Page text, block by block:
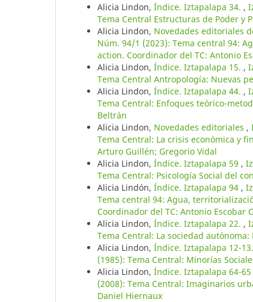
Alicia Lindon, Índice. Iztapalapa 34. ,
Tema Central Estructuras de Poder y
Alicia Lindon, Novedades editoriales
Núm. 94/1 (2023): Tema central 94:
action. Coordinador del TC: Antonio
Alicia Lindon, Índice. Iztapalapa 15. ,
Tema Central Antropología: Nuevas
Alicia Lindon, Índice. Iztapalapa 44. ,
Tema Central: Enfoques teórico-
Beltrán
Alicia Lindon, Novedades editoriales ,
Tema Central: La crisis económica y
Arturo Guillén; Gregorio Vidal
Alicia Lindon, Índice. Iztapalapa 59 ,
Tema Central: Psicología Social del
Alicia Lindón, Índice. Iztapalapa 94 ,
Tema central 94: Agua,
Coordinador del TC: Antonio Escobar
Alicia Lindon, Índice. Iztapalapa 22. ,
Tema Central: La sociedad
Alicia Lindon, Índice. Iztapalapa 12-13.
(1985): Tema Central: Minorías
Alicia Lindon, Índice. Iztapalapa 64-65
(2008): Tema Central: Imaginarios
Daniel Hiernaux